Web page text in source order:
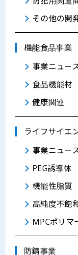
その他の開
機能食品事業
事業ニュー
食品機能材
健康関連
ライフサイエ
事業ニュー
PEG誘導体
機能性脂質
高純度不飽
MPCポリマ
防錆事業